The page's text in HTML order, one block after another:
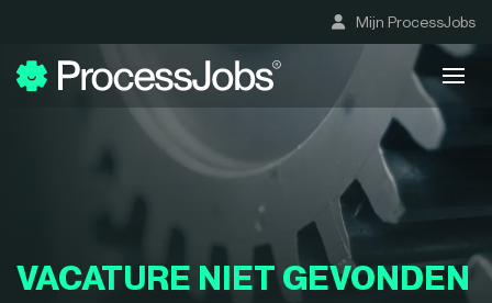
Mijn ProcessJobs
VACATURE NIET GEVONDEN